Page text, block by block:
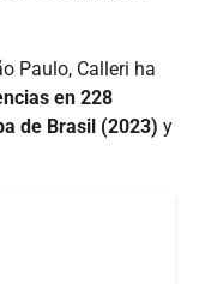
Paulo, Calleri ha
en 228
de Brasil (2023) y